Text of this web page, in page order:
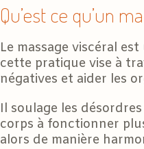
Qu’est ce qu’un
Le massage viscéral
cette pratique vise à
négatives et aider les
Il soulage les
corps à fonctionner
alors de manière